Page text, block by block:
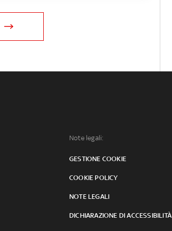
Note legali:
GESTIONE COOKIE
COOKIE POLICY
NOTE LEGALI
DICHIARAZIONE DI ACCESSIBILITÀ